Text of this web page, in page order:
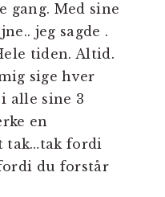
gang. Med sine
jeg sagde .
tiden. Altid.
sige hver
alle sine 3
en
tak…tak fordi
du forstår